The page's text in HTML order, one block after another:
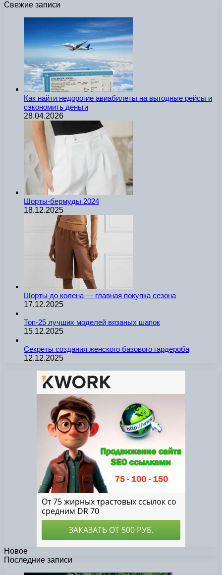
Свежие записи
Как найти недорогие авиабилеты на выгодные рейсы и
сэкономить деньги
28.04.2026
Шорты-бермуды 2024
18.12.2025
Шорты до колена — главная покупка сезона
17.12.2025
Топ-25 лучших моделей вязаных шапок
15.12.2025
Секреты создания женского базового гардероба
12.12.2025
Новое
Последние записи